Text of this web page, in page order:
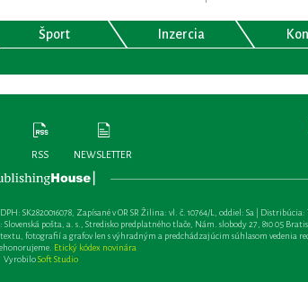
Šport Inzercia
RSS NEWSLETTER
SK2820016078, Zapísané v OR SR Žilina: vl. č. 10764/L, oddiel: Sa | Distribúcia:
pošta, a. s., Stredisko predplatného tlače, Nám. slobody 27, 810 05
fotografií a grafov len s výhradným a predchádzajúcim súhlasom vedenia
Etický kódex novinára
VyrobiloSoft Studio